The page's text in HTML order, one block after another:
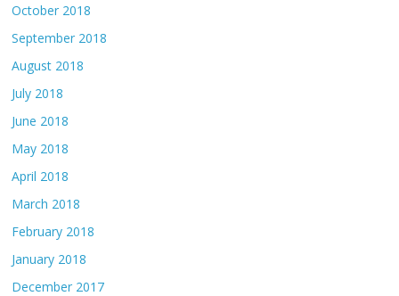
October 2018
September 2018
August 2018
July 2018
June 2018
May 2018
April 2018
March 2018
February 2018
January 2018
December 2017